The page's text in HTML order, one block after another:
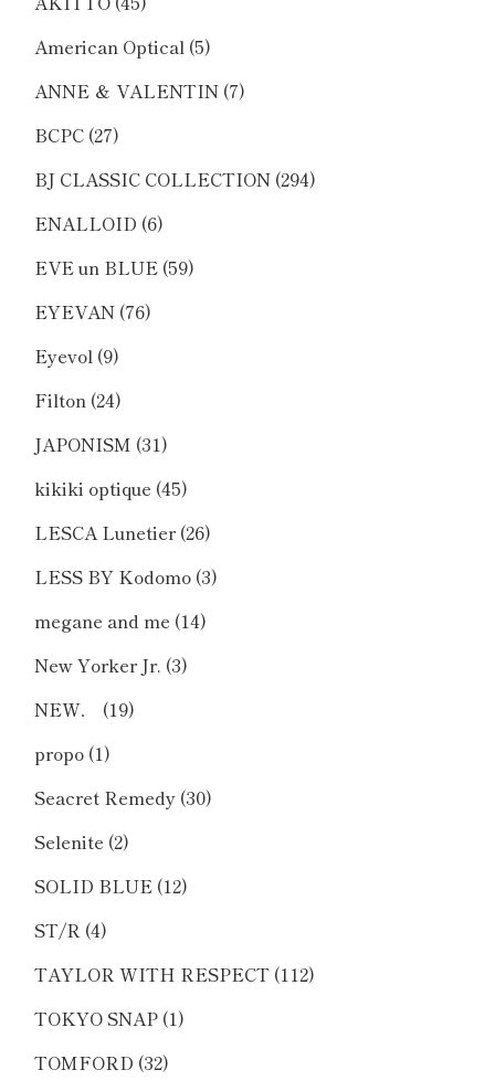
American Optical (5)
ANNE ＆ VALENTIN (7)
BCPC (27)
BJ CLASSIC COLLECTION (294)
ENALLOID (6)
EVE un BLUE (59)
EYEVAN (76)
Eyevol (9)
Filton (24)
JAPONISM (31)
kikiki optique (45)
LESCA Lunetier(26)
LESS BY Kodomo (3)
megane and me (14)
New Yorker Jr. (3)
NEW．
(19)
propo (1)
Seacret Remedy (30)
Selenite (2)
SOLID BLUE (12)
ST/R (4)
TAYLOR WITH RESPECT (112)
TOKYO SNAP (1)
TOMFORD (32)